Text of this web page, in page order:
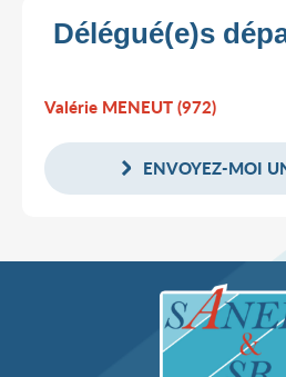
Délégué(e)s
Valérie MENEUT (972)
ENVOYEZ-MOI